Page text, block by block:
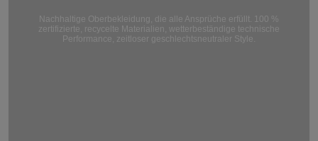
Nachhaltige Oberbekleidung, die alle Ansprüche erfüllt. 100 %
zertifizierte, recycelte Materialien, wetterbeständige technische
Performance, zeitloser geschlechtsneutraler Style.